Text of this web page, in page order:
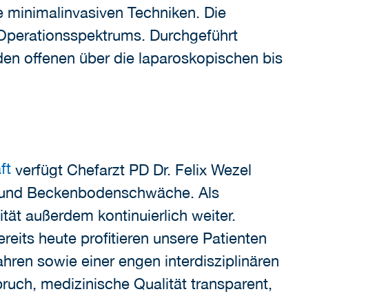
Techniken. Die
Durchgeführt
offenen über die laparoskopischen bis
verfügt Chefarzt PD Dr. Felix Wezel
Beckenbodenschwäche. Als
außerdem kontinuierlich weiter.
heute profitieren unsere Patienten
sowie einer engen interdisziplinären
medizinische Qualität transparent,